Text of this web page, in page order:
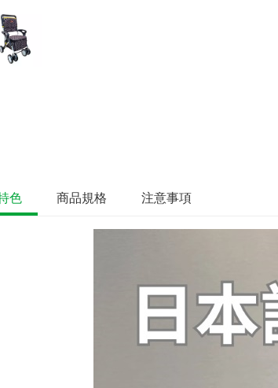
色 商品規格 注意事項